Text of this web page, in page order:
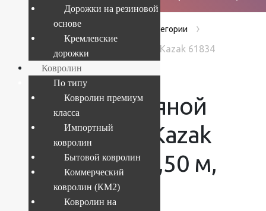
› Products Без категории ›
Ковер шерстяной Прямой 569 Kazak 61834
0,80x1,50 м, 100% шерсть
Ковер шерстяной
Прямой 569 Kazak
61834 0,80×1,50 м,
100% шерсть
Дорожки на резиновой
основе
Кремлевские
дорожки
Ковролин
По типу
Ковролин премиум
класса
Импортный
ковролин
Бытовой ковролин
Коммерческий
ковролин (КМ2)
Ковролин на